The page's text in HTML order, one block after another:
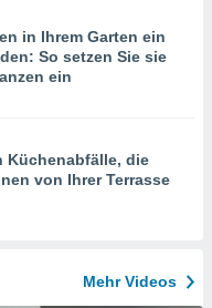
in Ihrem Garten ein
So setzen Sie sie
ein
Küchenabfälle, die
von Ihrer Terrasse
Mehr Videos